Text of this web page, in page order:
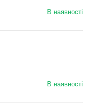
В наявності
В наявності